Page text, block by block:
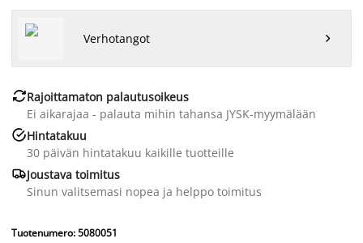
Verhotangot 
Rajoittamaton palautusoikeus
Ei aikarajaa - palauta mihin tahansa JYSK-myymälään
Hintatakuu
30 päivän hintatakuu kaikille tuotteille
Joustava toimitus
Sinun valitsemasi nopea ja helppo toimitus
Tuotenumero: 5080051